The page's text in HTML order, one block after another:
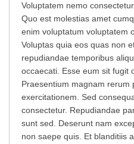
Voluptatem nemo
Quo est molestias amet
enim voluptatum voluptatem
Voluptas quia eos quas non
repudiandae temporibus
occaecati. Esse eum sit fugit
Praesentium magnam rerum
exercitationem. Sed
consectetur. Repudiandae
sunt sed. Deserunt nam
non saepe quis. Et blanditiis